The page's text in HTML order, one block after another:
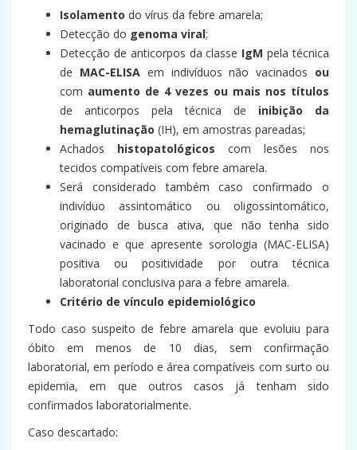
Isolamento do vírus da febre amarela;
Detecção do genoma viral;
Detecção de anticorpos da classe IgMpela técnica
de MAC-ELISA em indivíduos não vacinados ou
com aumento de 4 vezes ou mais nos títulos
de anticorpos pela técnica de inibição da
hemaglutinação (IH), em amostras pareadas;
Achados histopatológicos com lesões nos
tecidos compatíveis com febre amarela.
Será considerado também caso confirmado o
indivíduo assintomático ou oligossintomático,
originado de busca ativa, que não tenha sido
vacinado e que apresente sorologia (MAC-ELISA)
positiva ou positividade por outra técnica
laboratorial conclusiva para a febre amarela.
Critério de vínculo epidemiológico
Todo caso suspeito de febre amarela que evoluiu para
óbito em menos de 10 dias, sem confirmação
laboratorial, em período e área compatíveis com surto ou
epidemia, em que outros casos já tenham sido
confirmados laboratorialmente.
Caso descartado: